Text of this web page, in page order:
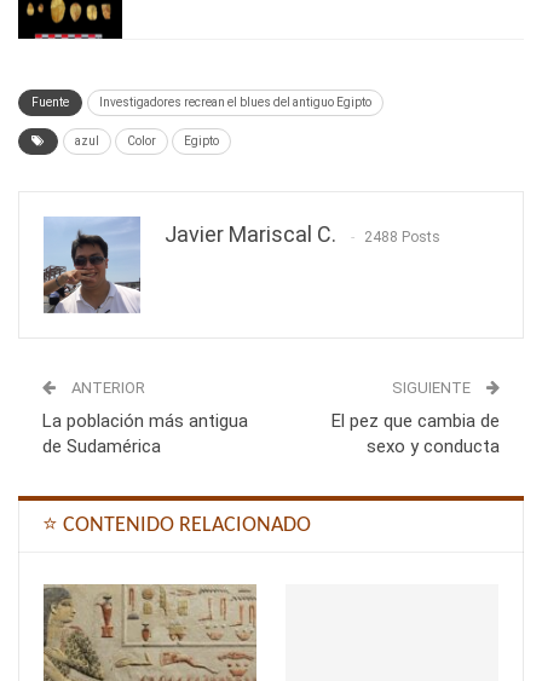
Fuente Investigadores recrean el blues del antiguo Egipto
azul Color Egipto
Javier Mariscal C. 2488 Posts
ANTERIOR
La población más antigua
de Sudamérica
SIGUIENTE
El pez que cambia de
sexo y conducta
⭐ CONTENIDO RELACIONADO